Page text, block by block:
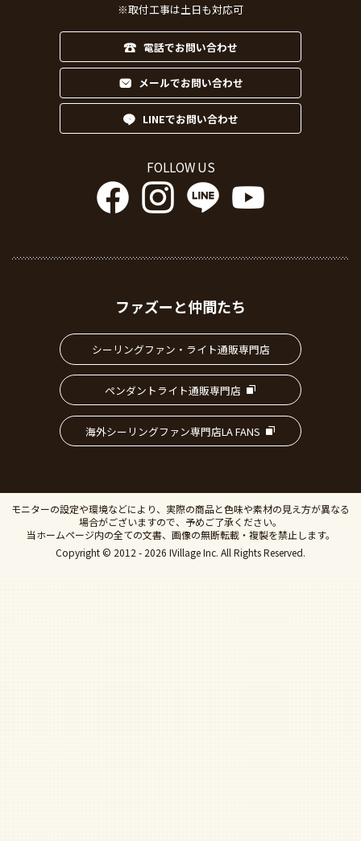
※取付工事は土日も対応可
電話でお問い合わせ
メールでお問い合わせ
LINEでお問い合わせ
FOLLOW US
ファズーと仲間たち
シーリングファン・ライト通販専門店
ペンダントライト通販専門店
海外シーリングファン専門店LA FANS
モニターの設定や環境などにより、実際の商品と色味や素材の見え方が異なる
場合がございますので、予めご了承ください。
当ホームページ内の全ての文書、画像の無断転載・複製を禁止します。
Copyright © 2012 - 2026 IVillage Inc. All Rights Reserved.